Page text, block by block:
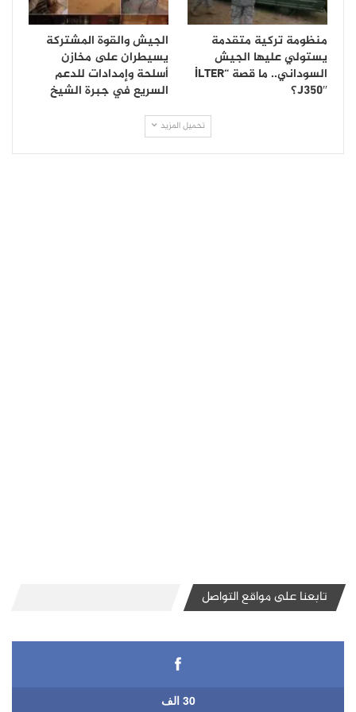
منظومة تركية متقدمة
يستولي عليها الجيش
السوداني.. ما قصة “İLTER
J350″؟
الجيش والقوة المشتركة
يسيطران على مخازن
أسلحة وإمدادات للدعم
السريع في جبرة الشيخ
تحميل المزيد
تابعنا على مواقع التواصل
30 الف